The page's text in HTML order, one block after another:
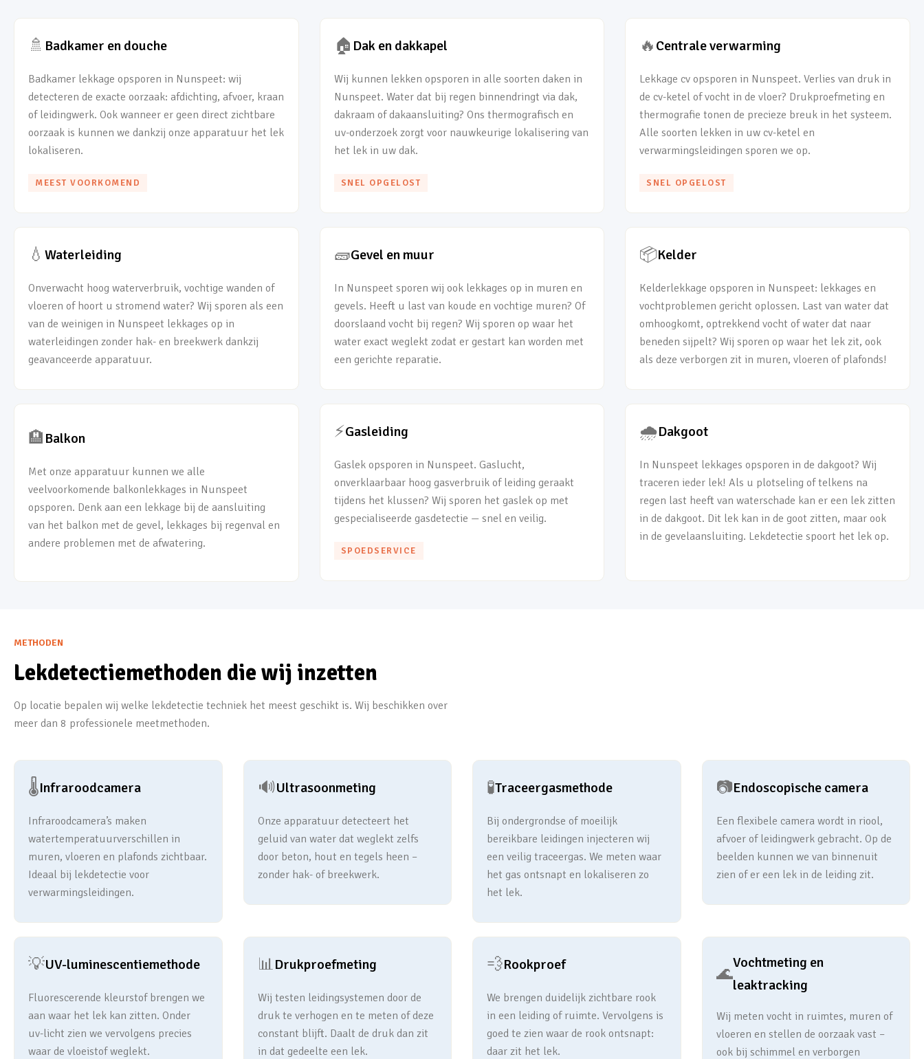
🚿 Badkamer en douche
Badkamer lekkage opsporen in Nunspeet: wij
detecteren de exacte oorzaak: afdichting, afvoer, kraan
of leidingwerk. Ook wanneer er geen direct zichtbare
oorzaak is kunnen we dankzij onze apparatuur het lek
lokaliseren.
MEEST VOORKOMEND
🏠 Dak en dakkapel
Wij kunnen lekken opsporen in alle soorten daken in
Nunspeet. Water dat bij regen binnendringt via dak,
dakraam of dakaansluiting? Ons thermografisch en
uv-onderzoek zorgt voor nauwkeurige lokalisering van
het lek in uw dak.
SNEL OPGELOST
🔥 Centrale verwarming
Lekkage cv opsporen in Nunspeet. Verlies van druk in
de cv-ketel of vocht in de vloer? Drukproefmeting en
thermografie tonen de precieze breuk in het systeem.
Alle soorten lekken in uw cv-ketel en
verwarmingsleidingen sporen we op.
SNEL OPGELOST
💧 Waterleiding
Onverwacht hoog waterverbruik, vochtige wanden of
vloeren of hoort u stromend water? Wij sporen als een
van de weinigen in Nunspeet lekkages op in
waterleidingen zonder hak- en breekwerk dankzij
geavanceerde apparatuur.
🧱Gevel en muur
In Nunspeet sporen wij ook lekkages op in muren en
gevels. Heeft u last van koude en vochtige muren? Of
doorslaand vocht bij regen? Wij sporen op waar het
water exact weglekt zodat er gestart kan worden met
een gerichte reparatie.
📦Kelder
Kelderlekkage opsporen in Nunspeet: lekkages en
vochtproblemen gericht oplossen. Last van water dat
omhoogkomt, optrekkend vocht of water dat naar
beneden sijpelt? Wij sporen op waar het lek zit, ook
als deze verborgen zit in muren, vloeren of plafonds!
🏨 Balkon
Met onze apparatuur kunnen we alle
veelvoorkomende balkonlekkages in Nunspeet
opsporen. Denk aan een lekkage bij de aansluiting
van het balkon met de gevel, lekkages bij regenval en
andere problemen met de afwatering.
⚡Gasleiding
Gaslek opsporen in Nunspeet. Gaslucht,
onverklaarbaar hoog gasverbruik of leiding geraakt
tijdens het klussen? Wij sporen het gaslek op met
gespecialiseerde gasdetectie — snel en veilig.
SPOEDSERVICE
🌧️Dakgoot
In Nunspeet lekkages opsporen in de dakgoot? Wij
traceren ieder lek! Als u plotseling of telkens na
regen last heeft van waterschade kan er een lek zitten
in de dakgoot. Dit lek kan in de goot zitten, maar ook
in de gevelaansluiting. Lekdetectie spoort het lek op.
METHODEN
Lekdetectiemethoden die wij inzetten
Op locatie bepalen wij welke lekdetectie techniek het meest geschikt is. Wij beschikken over
meer dan 8 professionele meetmethoden.
🌡️Infraroodcamera
Infraroodcamera’s maken
watertemperatuurverschillen in
muren, vloeren en plafonds zichtbaar.
Ideaal bij lekdetectie voor
verwarmingsleidingen.
🔊Ultrasoonmeting
Onze apparatuur detecteert het
geluid van water dat weglekt zelfs
door beton, hout en tegels heen –
zonder hak- of breekwerk.
🧪Traceergasmethode
Bij ondergrondse of moeilijk
bereikbare leidingen injecteren wij
een veilig traceergas. We meten waar
het gas ontsnapt en lokaliseren zo
het lek.
📷Endoscopische camera
Een flexibele camera wordt in riool,
afvoer of leidingwerk gebracht. Op de
beelden kunnen we van binnenuit
zien of er een lek in de leiding zit.
💡UV-luminescentiemethode
Fluorescerende kleurstof brengen we
aan waar het lek kan zitten. Onder
uv-licht zien we vervolgens precies
waar de vloeistof weglekt.
📊Drukproefmeting
Wij testen leidingsystemen door de
druk te verhogen en te meten of deze
constant blijft. Daalt de druk dan zit
in dat gedeelte een lek.
💨Rookproef
We brengen duidelijk zichtbare rook
in een leiding of ruimte. Vervolgens is
goed te zien waar de rook ontsnapt:
daar zit het lek.
🌊
Vochtmeting en
leaktracking
Wij meten vocht in ruimtes, muren of
vloeren en stellen de oorzaak vast –
ook bij schimmel en verborgen